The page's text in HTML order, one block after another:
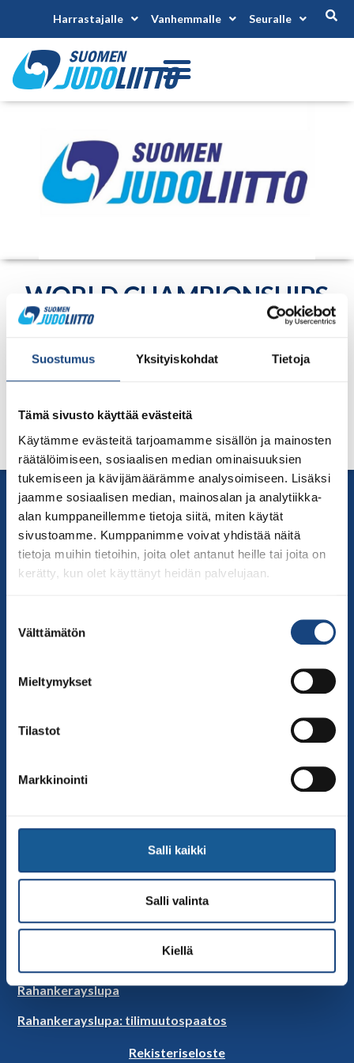
Suostumus Yksityiskohdat Tietoja
Tämä sivusto käyttää evästeitä
Käytämme evästeitä tarjoamamme sisällön ja mainosten
räätälöimiseen, sosiaalisen median ominaisuuksien
tukemiseen ja kävijämäärämme analysoimiseen. Lisäksi
jaamme sosiaalisen median, mainosalan ja analytiikka-
alan kumppaneillemme tietoja siitä, miten käytät
sivustoamme. Kumppanimme voivat yhdistää näitä
tietoja muihin tietoihin, joita olet antanut heille tai joita on
kerätty, kun olet käyttänyt heidän palvelujaan.
valinta
Välttämätön
Mieltymykset
Tilastot
Markkinointi
Salli kaikki
Salli valinta
Kiellä
Harrastajalle Vanhemmalle Seuralle
WORLD CHAMPIONSHIPS
DOWN SYNDROME
JUDOKAS, LINDESBERG
Alkaa 5.8.2026
Yhteystiedot
Suomen Judoliitto
Olympiastadion
Paavo Nurmen tie 1
00250 Helsinki
Sivut
Judoliiton uutiset
Materiaalit
Rahankeräyslupa
Rahankerayslupa
Rahankerayslupa: tilimuutospaatos
Rekisteriseloste